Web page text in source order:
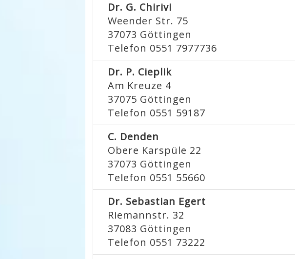
Dr. G. Chirivi
Weender Str. 75
37073 Göttingen
Telefon 0551 7977736
Dr. P. Cieplik
Am Kreuze 4
37075 Göttingen
Telefon 0551 59187
C. Denden
Obere Karspüle 22
37073 Göttingen
Telefon 0551 55660
Dr. Sebastian Egert
Riemannstr. 32
37083 Göttingen
Telefon 0551 73222